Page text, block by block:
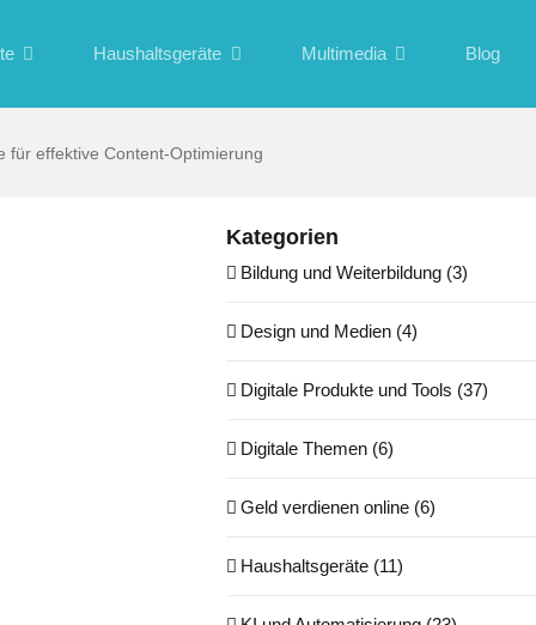
Haushaltsgeräte Multimedia Blog
für effektive Content-Optimierung
Kategorien
Bildung und Weiterbildung (3)
Design und Medien (4)
Digitale Produkte und Tools (37)
Digitale Themen (6)
Geld verdienen online (6)
Haushaltsgeräte (11)